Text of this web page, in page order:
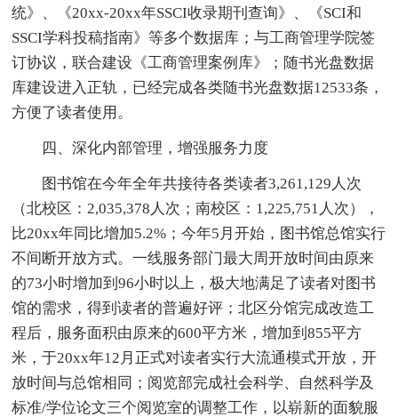
统》、《20xx-20xx年SSCI收录期刊查询》、《SCI和
SSCI学科投稿指南》等多个数据库；与工商管理学院签
订协议，联合建设《工商管理案例库》；随书光盘数据
库建设进入正轨，已经完成各类随书光盘数据12533条，
方便了读者使用。
四、深化内部管理，增强服务力度
图书馆在今年全年共接待各类读者3,261,129人次
（北校区：2,035,378人次；南校区：1,225,751人次），
比20xx年同比增加5.2%；今年5月开始，图书馆总馆实行
不间断开放方式。一线服务部门最大周开放时间由原来
的73小时增加到96小时以上，极大地满足了读者对图书
馆的需求，得到读者的普遍好评；北区分馆完成改造工
程后，服务面积由原来的600平方米，增加到855平方
米，于20xx年12月正式对读者实行大流通模式开放，开
放时间与总馆相同；阅览部完成社会科学、自然科学及
标准/学位论文三个阅览室的调整工作，以崭新的面貌服